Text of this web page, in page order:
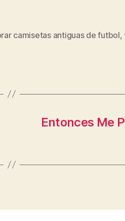
camisetas antiguas de futbol,
Entonces Me